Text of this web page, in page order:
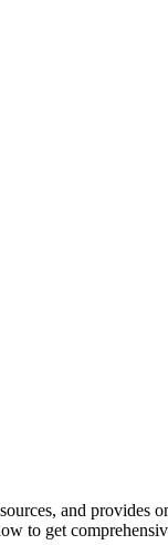
and provides
to get